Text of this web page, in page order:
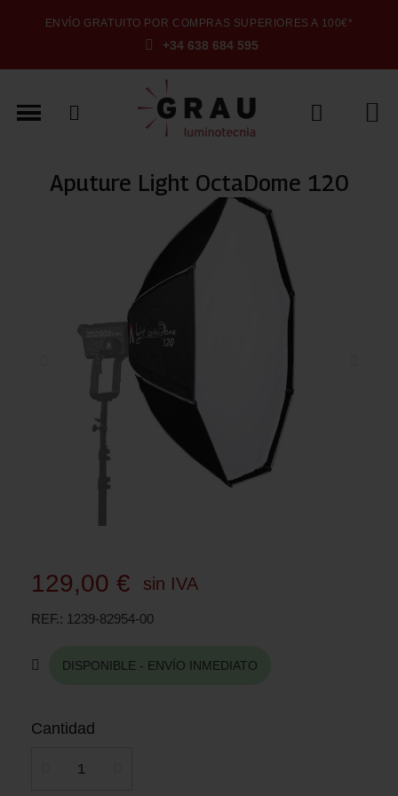
ENVÍO GRATUITO POR COMPRAS SUPERIORES A 100€*
+34 638 684 595
Aputure Light OctaDome 120
129,00 € sin IVA
REF. 1239-82954-00
DISPONIBLE - ENVÍO INMEDIATO
Cantidad